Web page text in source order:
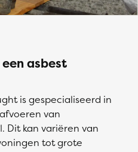
asbest
is gespecialiseerd in
van
Dit kan variëren van
tot grote